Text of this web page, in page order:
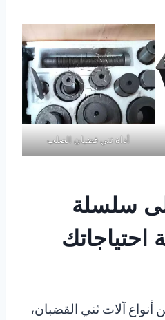
أداة ثني قضبان الصلب
سلسلة
احتياجاتك
آلات ثني القضبان،